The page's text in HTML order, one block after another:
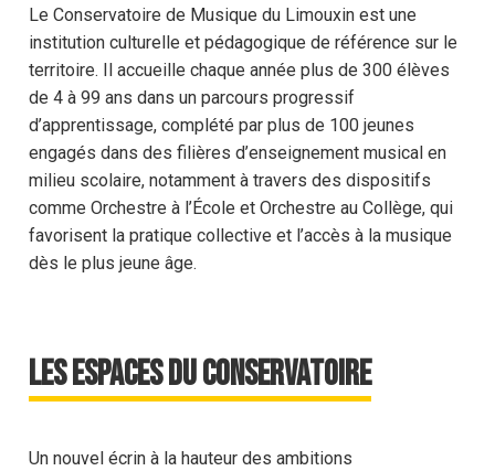
Le Conservatoire de Musique du Limouxin est une
institution culturelle et pédagogique de référence sur le
territoire. Il accueille chaque année plus de 300 élèves
de 4 à 99 ans dans un parcours progressif
d’apprentissage, complété par plus de 100 jeunes
engagés dans des filières d’enseignement musical en
milieu scolaire, notamment à travers des dispositifs
comme Orchestre à l’École et Orchestre au Collège, qui
favorisent la pratique collective et l’accès à la musique
dès le plus jeune âge.
Les espaces du conservatoire
Un nouvel écrin à la hauteur des ambitions